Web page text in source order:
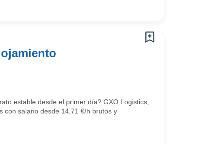
estable desde el primer día? GXO Logistics,
con salario desde 14,71 €/h brutos y